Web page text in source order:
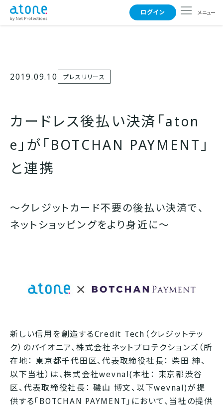
よくある質問
ログイン メニュー
2019.09.10 プレスリリース
カードレス後払い決済「aton
e」が「BOTCHAN PAYMENT」
と連携
〜クレジットカード不要の後払い決済で、
ネットショッピングをより身近に〜
新しい信用を創造するCredit Tech（クレジットテッ
ク）のパイオニア、株式会社ネットプロテクションズ（所
在地： 東京都千代田区、代表取締役社長： 柴田 紳、
以下当社）は、株式会社wevnal(本社： 東京都渋谷
区、代表取締役社長： 磯山 博文、以下wevnal)が提
供する「BOTCHAN PAYMENT」において、当社の提供